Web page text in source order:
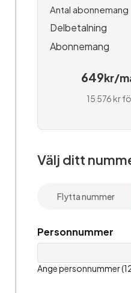
Antal abonnemang
Delbetalning
Abonnemang
649kr/
15 576 kr
Välj ditt
Flytta nummer
Personnummer
Ange personnummer